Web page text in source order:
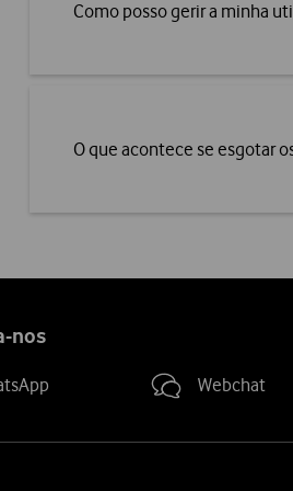
Como posso gerir a minha
O que acontece se esgotar
nos
Webchat